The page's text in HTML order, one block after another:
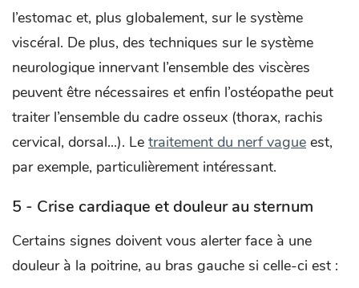
l’estomac et, plus globalement, sur le système
viscéral. De plus, des techniques sur le système
neurologique innervant l’ensemble des viscères
peuvent être nécessaires et enfin l’ostéopathe peut
traiter l’ensemble du cadre osseux (thorax, rachis
cervical, dorsal...). Le traitement du nerf vague est,
par exemple, particulièrement intéressant.
5 - Crise cardiaque et douleur au sternum
Certains signes doivent vous alerter face à une
douleur à la poitrine, au bras gauche si celle-ci est :